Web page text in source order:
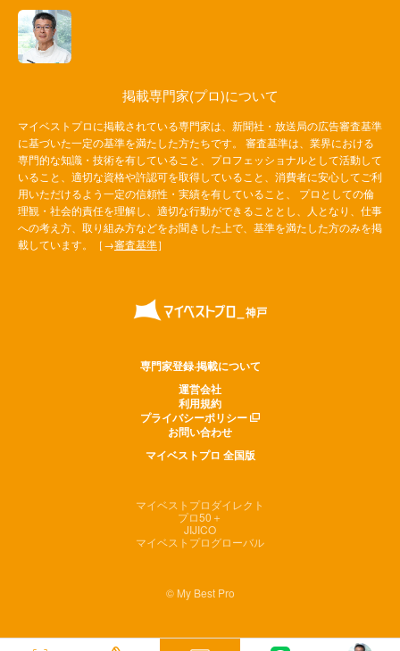
掲載専門家(プロ)について
マイベストプロに掲載されている専門家は、新聞社・放送局の広告審査基準
に基づいた一定の基準を満たした方たちです。 審査基準は、業界における
専門的な知識・技術を有していること、プロフェッショナルとして活動して
いること、適切な資格や許認可を取得していること、消費者に安心してご利
用いただけるよう一定の信頼性・実績を有していること、 プロとしての倫
理観・社会的責任を理解し、適切な行動ができることとし、人となり、仕事
への考え方、取り組み方などをお聞きした上で、基準を満たした方のみを掲
載しています。［→審査基準］
専門家登録·掲載について
運営会社
利用規約
プライバシーポリシー
お問い合わせ
マイベストプロ 全国版
マイベストプロダイレクト
プロ50＋
JIJICO
マイベストプログローバル
© My Best Pro